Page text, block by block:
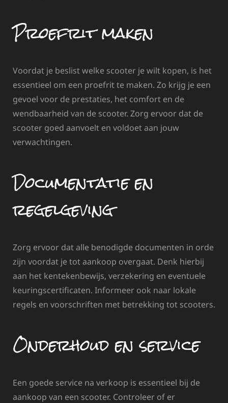
Proefrit maken
Voordat je beslist welke scooter je wilt kopen, is het
essentieel om een proefrit te maken. Zo krijg je een
gevoel voor de prestaties, het comfort en de
wendbaarheid van de scooter. Zorg ervoor dat de
scooter goed aanvoelt en voldoet aan jouw
verwachtingen.
Documentatie en
regelgeving
Zorg ervoor dat alle benodigde documenten in orde
zijn voordat je tot aankoop overgaat. Denk hierbij
aan het kentekenbewijs, verzekering en eventuele
keuringscertificaten. Informeer ook naar lokale
regels en voorschriften met betrekking tot scooters.
Onderhoud en service
Een goede service na verkoop is essentieel bij de
aankoop van een scooter. Controleer of er